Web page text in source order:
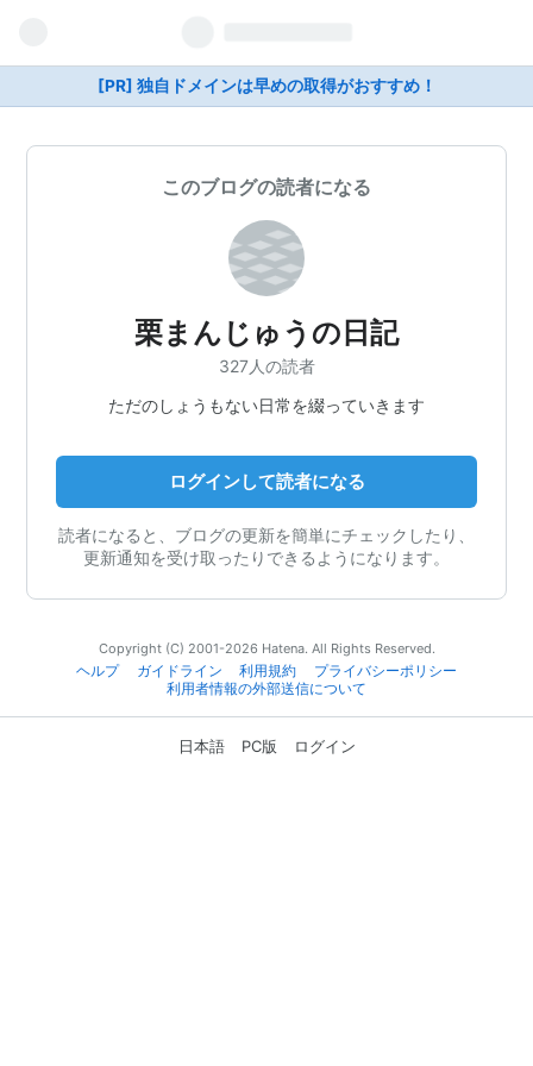
[PR] 独自ドメインは早めの取得がおすすめ！
このブログの読者になる
栗まんじゅうの日記
327人の読者
ただのしょうもない日常を綴っていきます
ログインして読者になる
読者になると、ブログの更新を簡単にチェックしたり、
更新通知を受け取ったりできるようになります。
Copyright (C) 2001-2026 Hatena. All Rights Reserved.
ヘルプ
ガイドライン 利用規約
プライバシーポリシー
利用者情報の外部送信について
日本語 PC版 ログイン